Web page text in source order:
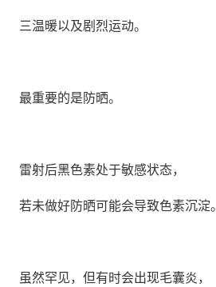
三温暖以及剧烈运动。
最重要的是防晒。
雷射后黑色素处于敏感状态，
若未做好防晒可能会导致色素沉淀。
虽然罕见，但有时会出现毛囊炎，